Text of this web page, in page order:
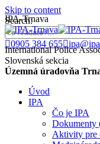
Skip to content
Search:
0905 384 655
IPA-Trnava
International Police
Slovenská sekcia
Územná úradovňa
Úvod
IPA
Čo je IPA
Dokumenty
Aktivity pre